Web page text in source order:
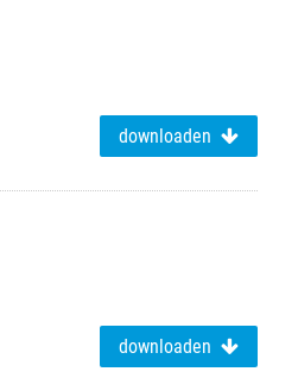
downloaden
downloaden